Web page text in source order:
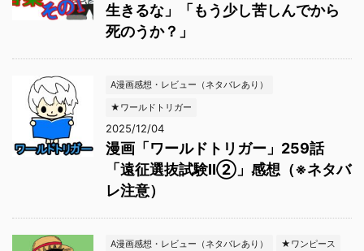
生きるな」「もう少し苦しんでから
死のうか？」
A漫画感想・レビュー（ネタバレあり）
★ワールドトリガー
2025/12/04
漫画「ワールドトリガー」259話
「遠征選抜試験Ⅱ②」感想（※ネタバ
レ注意）
A漫画感想・レビュー（ネタバレあり） ★ワンピース